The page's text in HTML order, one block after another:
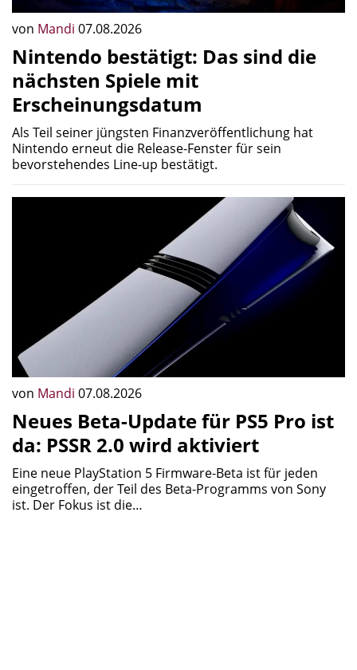
Neues Beta-Update für PS5 Pro ist
da: PSSR 2.0 wird aktiviert
Eine neue PlayStation 5 Firmware-Beta ist für jeden
eingetroffen, der Teil des Beta-Programms von Sony
ist. Der Fokus ist die…